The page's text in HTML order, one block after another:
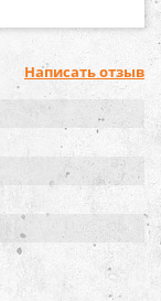
Написать отзыв